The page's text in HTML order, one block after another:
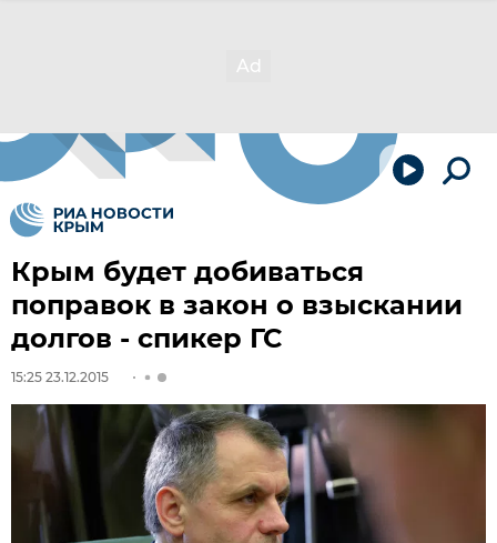
Крым будет добиваться
поправок в закон о взыскании
долгов - спикер ГС
15:25 23.12.2015